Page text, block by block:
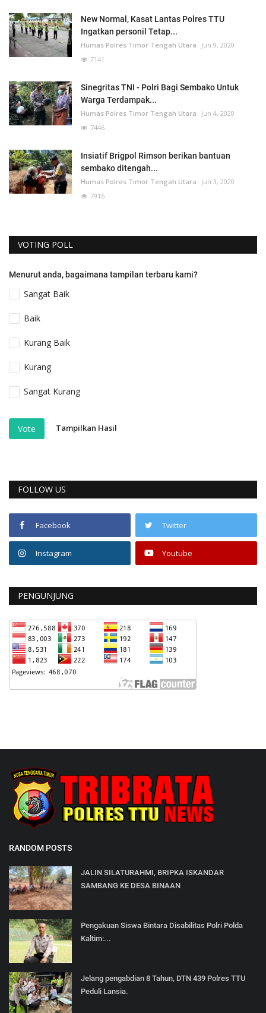
New Normal, Kasat Lantas Polres TTU
Ingatkan personil Tetap...
Humas Polres Timor Tengah Utara
Jun 9, 2020
7141
Sinegritas TNI - Polri Bagi Sembako Untuk
Warga Terdampak...
Humas Polres Timor Tengah Utara
Jun 4, 2020
7446
Insiatif Brigpol Rimson berikan bantuan
sembako ditengah...
Humas Polres Timor Tengah Utara
Jun 3, 2020
7916
VOTING POLL
Menurut anda, bagaimana tampilan terbaru kami?
Sangat Baik
Baik
Kurang Baik
Kurang
Sangat Kurang
Vote Tampilkan Hasil
FOLLOW US
Facebook Twitter
Instagram Youtube
PENGUNJUNG
RANDOM POSTS
JALIN SILATURAHMI, BRIPKA ISKANDAR
SAMBANG KE DESA BINAAN
Pengakuan Siswa Bintara Disabilitas Polri Polda
Kaltim:...
Jelang pengabdian 8 Tahun, DTN 439 Polres TTU
Peduli Lansia.